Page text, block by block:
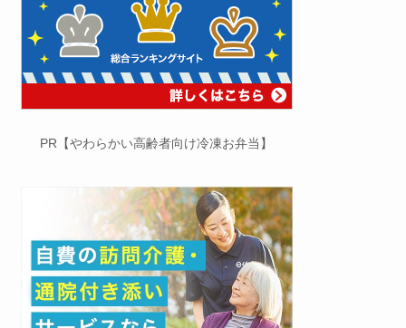
PR【やわらかい高齢者向け冷凍お弁当】